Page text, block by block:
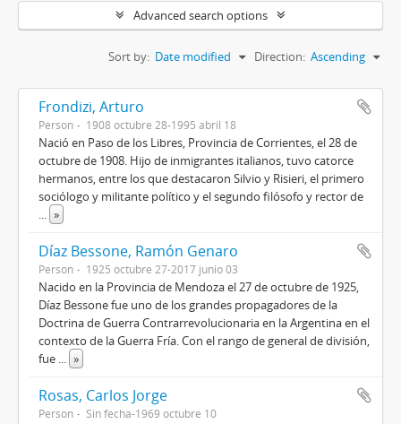
Advanced search options
Sort by: Date modified Direction: Ascending
Frondizi, Arturo
Person 1908 octubre 28-1995 abril 18
Nació en Paso de los Libres, Provincia de Corrientes, el 28 de
octubre de 1908. Hijo de inmigrantes italianos, tuvo catorce
hermanos, entre los que destacaron Silvio y Risieri, el primero
sociólogo y militante político y el segundo filósofo y rector de
... »
Díaz Bessone, Ramón Genaro
Person 1925 octubre 27-2017 junio 03
Nacido en la Provincia de Mendoza el 27 de octubre de 1925,
Díaz Bessone fue uno de los grandes propagadores de la
Doctrina de Guerra Contrarrevolucionaria en la Argentina en el
contexto de la Guerra Fría. Con el rango de general de división,
fue ... »
Rosas, Carlos Jorge
Person Sin fecha-1969 octubre 10